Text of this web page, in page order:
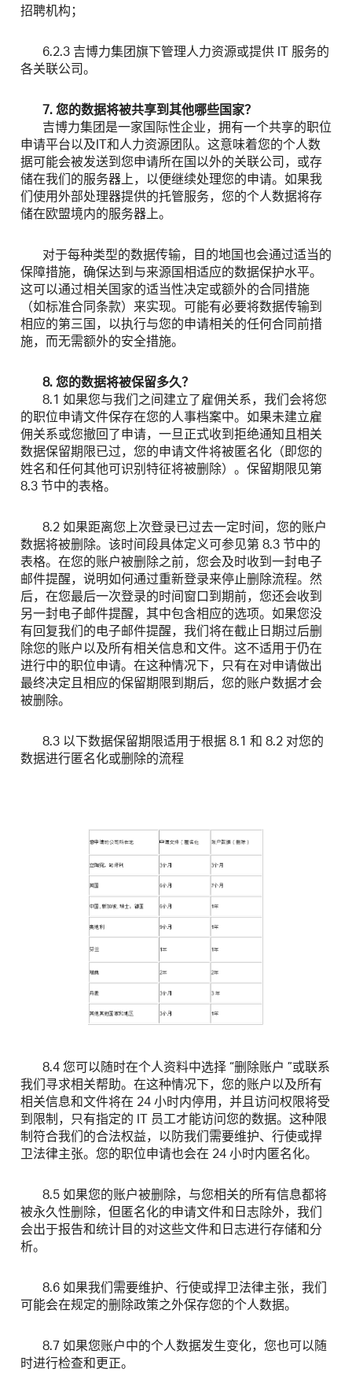
招聘机构；
6.2.3 吉博力集团旗下管理人力资源或提供 IT 服务的
各关联公司。
7. 您的数据将被共享到其他哪些国家？
吉博力集团是一家国际性企业，拥有一个共享的职位
申请平台以及IT和人力资源团队。这意味着您的个人数
据可能会被发送到您申请所在国以外的关联公司，或存
储在我们的服务器上，以便继续处理您的申请。如果我
们使用外部处理器提供的托管服务，您的个人数据将存
储在欧盟境内的服务器上。
对于每种类型的数据传输，目的地国也会通过适当的
保障措施，确保达到与来源国相适应的数据保护水平。
这可以通过相关国家的适当性决定或额外的合同措施
（如标准合同条款）来实现。可能有必要将数据传输到
相应的第三国，以执行与您的申请相关的任何合同前措
施，而无需额外的安全措施。
8. 您的数据将被保留多久？
8.1 如果您与我们之间建立了雇佣关系，我们会将您
的职位申请文件保存在您的人事档案中。如果未建立雇
佣关系或您撤回了申请，一旦正式收到拒绝通知且相关
数据保留期限已过，您的申请文件将被匿名化（即您的
姓名和任何其他可识别特征将被删除）。保留期限见第
8.3 节中的表格。
8.2 如果距离您上次登录已过去一定时间，您的账户
数据将被删除。该时间段具体定义可参见第 8.3 节中的
表格。在您的账户被删除之前，您会及时收到一封电子
邮件提醒，说明如何通过重新登录来停止删除流程。然
后，在您最后一次登录的时间窗口到期前，您还会收到
另一封电子邮件提醒，其中包含相应的选项。如果您没
有回复我们的电子邮件提醒，我们将在截止日期过后删
除您的账户以及所有相关信息和文件。这不适用于仍在
进行中的职位申请。在这种情况下，只有在对申请做出
最终决定且相应的保留期限到期后，您的账户数据才会
被删除。
8.3 以下数据保留期限适用于根据 8.1 和 8.2 对您的
数据进行匿名化或删除的流程
8.4 您可以随时在个人资料中选择 “删除账户 ”或联系
我们寻求相关帮助。在这种情况下，您的账户以及所有
相关信息和文件将在 24 小时内停用，并且访问权限将受
到限制，只有指定的 IT 员工才能访问您的数据。这种限
制符合我们的合法权益，以防我们需要维护、行使或捍
卫法律主张。您的职位申请也会在 24 小时内匿名化。
8.5 如果您的账户被删除，与您相关的所有信息都将
被永久性删除，但匿名化的申请文件和日志除外，我们
会出于报告和统计目的对这些文件和日志进行存储和分
析。
8.6 如果我们需要维护、行使或捍卫法律主张，我们
可能会在规定的删除政策之外保存您的个人数据。
8.7 如果您账户中的个人数据发生变化，您也可以随
时进行检查和更正。